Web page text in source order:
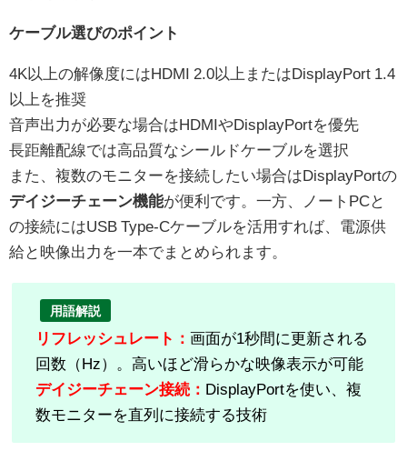
ケーブル選びのポイント
4K以上の解像度にはHDMI 2.0以上またはDisplayPort 1.4
以上を推奨
音声出力が必要な場合はHDMIやDisplayPortを優先
長距離配線では高品質なシールドケーブルを選択
また、複数のモニターを接続したい場合はDisplayPortの
デイジーチェーン機能が便利です。一方、ノートPCと
の接続にはUSB Type-Cケーブルを活用すれば、電源供
給と映像出力を一本でまとめられます。
用語解説
リフレッシュレート： 画面が1秒間に更新される
回数（Hz）。高いほど滑らかな映像表示が可能
デイジーチェーン接続： DisplayPortを使い、複
数モニターを直列に接続する技術